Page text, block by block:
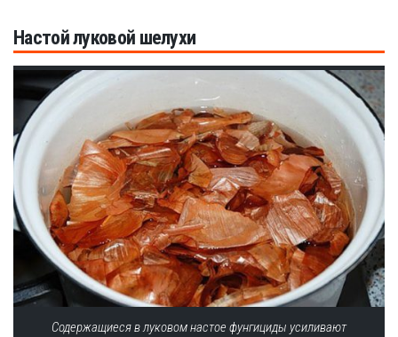
Настой луковой шелухи
Содержащиеся в луковом настое фунгициды усиливают